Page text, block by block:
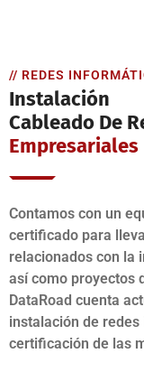
// REDES
Instalación
Cableado De
Empresariales
Contamos con un
certificado para
relacionados con la
así como proyectos
DataRoad cuenta
instalación de
certificación de las